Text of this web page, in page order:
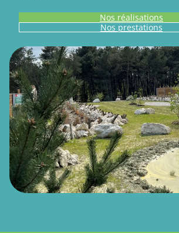
Nos réalisations
Nos prestations